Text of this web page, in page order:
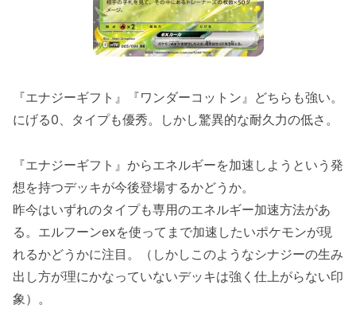
『エナジーギフト』『ワンダーコットン』どちらも強い。
にげる0、タイプも優秀。しかし驚異的な耐久力の低さ。
『エナジーギフト』からエネルギーを加速しようという発
想を持つデッキが今後登場するかどうか。
昨今はいずれのタイプも専用のエネルギー加速方法があ
る。エルフーンexを使ってまで加速したいポケモンが現
れるかどうかに注目。（しかしこのようなシナジーの生み
出し方が理にかなっていないデッキは強く仕上がらない印
象）。